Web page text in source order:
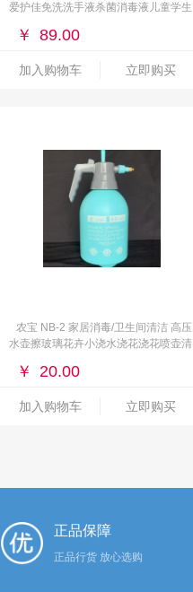
爱护佳免洗洗手液杀菌消毒液儿童学生
￥ 89.00
加入购物车 立即购买
农宝 NB-2 家居消毒/卫生间清洁 高压
水壶擦玻璃花卉小浇水浇花浇花喷壶清
￥ 20.00
加入购物车 立即购买
正品保障
正品行货 放心选购